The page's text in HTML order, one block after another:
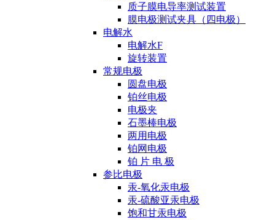
质子膜电导率测试装置
膜电极测试夹具（四电极）
电解水
电解水F
旋转装置
常规电极
圆盘电极
铂丝电极
电极夹
石墨棒电极
两用电极
铂网电极
铂 片 电 极
参比电极
汞-氧化汞电极
汞-硫酸亚汞电极
饱和甘汞电极